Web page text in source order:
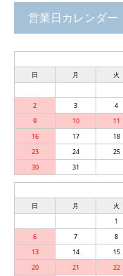
営業日カレンダー
日
月 火
2
3 4
9
10 11
16
17 18
23
24 25
30
31
日
月 火
1
6
7 8
13
14 15
20
21 22